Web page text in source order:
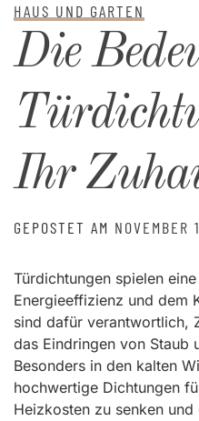
HAUS UND GARTEN
Die
Ihr
GEPOSTET AM NOVEMBER
Türdichtungen spielen
Energieeffizienz und dem
sind dafür verantwortlich,
das Eindringen von Staub
Besonders in den kalten
hochwertige Dichtungen
Heizkosten zu senken und